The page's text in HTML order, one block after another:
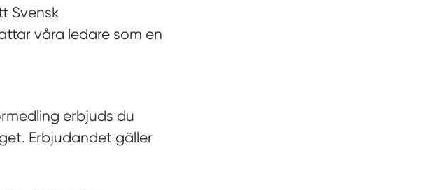
Svensk
våra ledare som en
erbjuds du
Erbjudandet gäller